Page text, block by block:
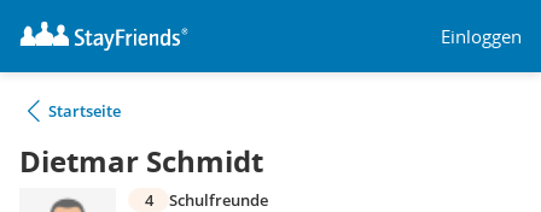
Einloggen
Startseite
Dietmar Schmidt
4 Schulfreunde